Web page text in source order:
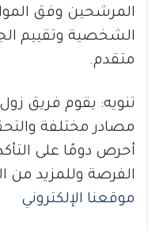
المرشحين وفق
الشخصية وتقييم
متقدم.
تنويه: يقوم فريق
مصادر مختلفة
أحرص دومًا على
الفرصة وللمزيد من
موقعنا الإلكتروني